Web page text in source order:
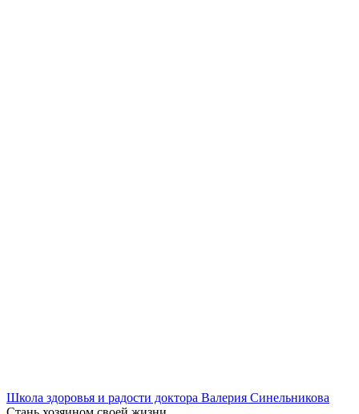
Школа здоровья и радости доктора Валерия Синельникова